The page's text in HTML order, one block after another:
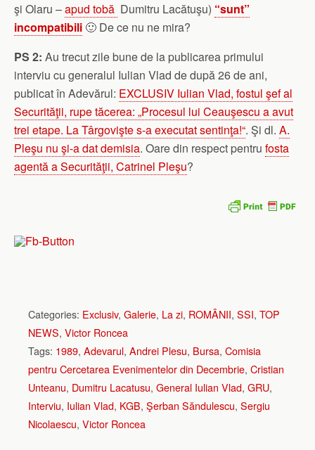
şi Olaru –apud tobă Dumitru Lacătuşu) “sunt”
incompatibili 🙂 De ce nu ne mira?
PS 2: Au trecut zile bune de la publicarea primului
interviu cu generalul Iulian Vlad de după 26 de ani,
publicat în Adevărul: EXCLUSIV Iulian Vlad, fostul şef al
Securităţii, rupe tăcerea: „Procesul lui Ceauşescu a avut
trei etape. La Târgovişte s-a executat sentinţa!“. Şi dl. A.
Pleşu nu şi-a dat demisia. Oare din respect pentru fosta
agentă a Securităţii, Catrinel Pleşu?
Categories: Exclusiv, Galerie, La zi, ROMÂNII, SSI, TOP
NEWS, Victor Roncea
Tags: 1989, Adevarul, Andrei Plesu, Bursa, Comisia
pentru Cercetarea Evenimentelor din Decembrie, Cristian
Unteanu, Dumitru Lacatusu, General Iulian Vlad, GRU,
Interviu, Iulian Vlad, KGB, Şerban Săndulescu, Sergiu
Nicolaescu, Victor Roncea